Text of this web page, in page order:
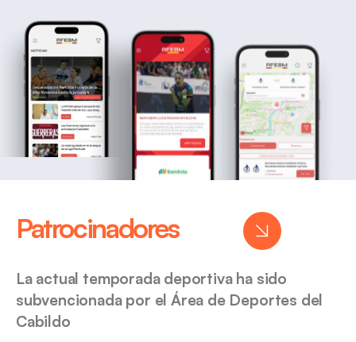
Patrocinadores
La actual temporada deportiva ha sido
subvencionada por el Área de Deportes del
Cabildo